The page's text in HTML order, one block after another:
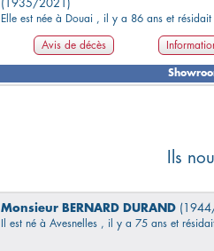
(1935/2021)
Elle est née à Douai , il y a 86 ans et
Avis de décès
Ils
Monsieur BERNARD DURAND
Il est né à Avesnelles , il y a 75 ans et